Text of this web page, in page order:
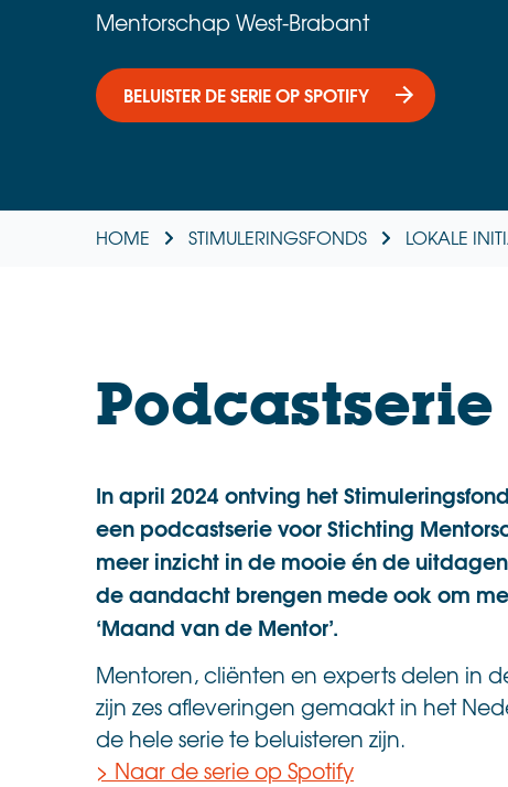
Mentorschap West-Brabant
BELUISTER DE SERIE OP SPOTIFY
HOME STIMULERINGSFONDS LOKALE
In april 2024 ontving het
een podcastserie voor Stichting
meer inzicht in de mooie én de
de aandacht brengen mede ook om
‘Maand van de Mentor’.
Mentoren, cliënten en experts delen in
zijn zes afleveringen gemaakt in het
de hele serie te beluisteren zijn.
> Naar de serie op Spotify